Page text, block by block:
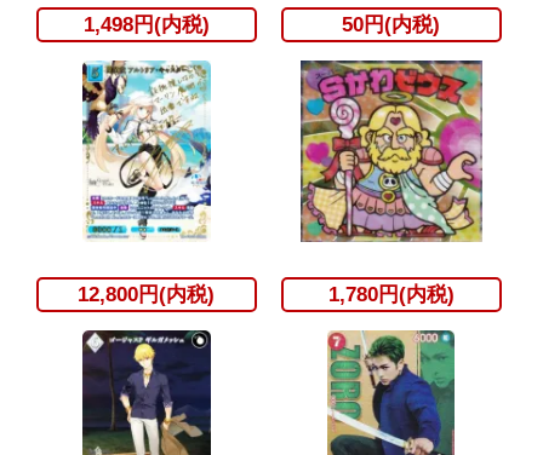
1,498円(内税) 50円(内税)
12,800円(内税) 1,780円(内税)